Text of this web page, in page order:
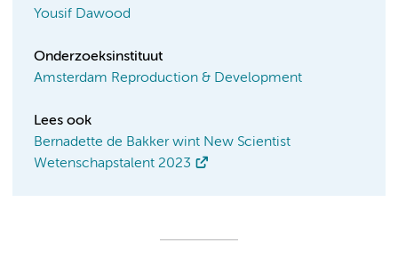
Yousif Dawood
Onderzoeksinstituut
Amsterdam Reproduction & Development
Lees ook
Bernadette de Bakker wint New Scientist
Wetenschapstalent 2023